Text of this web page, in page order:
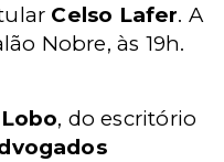
Celso Lafer. A
Nobre, às 19h.
, do escritório